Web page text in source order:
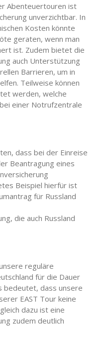
Abenteuertouren ist
unverzichtbar. In
Kosten könnte
geraten, wenn man
ist. Zudem bietet die
auch Unterstützung
Barrieren, um in
Teilweise können
werden, welche
einer Notrufzentrale
dass bei der Einreise
Beantragung eines
Beispiel hierfür ist
für Russland
die auch Russland
reguläre
für die Dauer
bedeutet, dass unsere
EAST Tour keine
dazu ist eine
zudem deutlich